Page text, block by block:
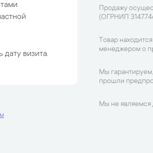
дату визита.
Продажу
(ОГРНИП
Товар
менеджером о
Мы
прошли
Мы не являемся